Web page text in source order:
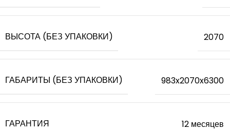
ВЫСОТА (БЕЗ УПАКОВКИ) 2070
ГАБАРИТЫ (БЕЗ УПАКОВКИ) 983x2070x6300
ГАРАНТИЯ 12 месяцев